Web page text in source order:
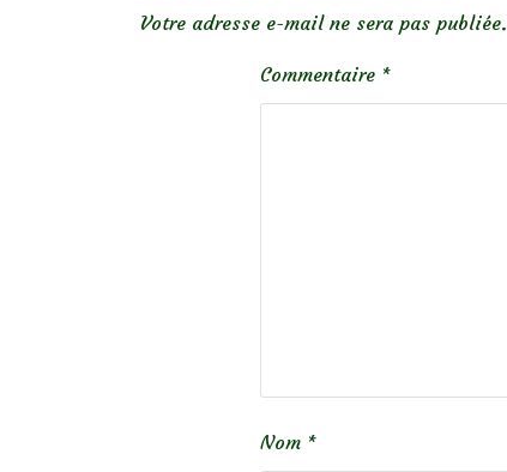
Votre adresse e-mail ne sera pas publiée.
Commentaire *
Nom *